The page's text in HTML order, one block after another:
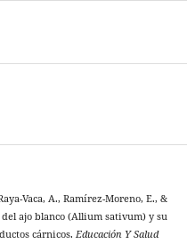
Vaca, A., Ramírez-Moreno, E., &
ajo blanco (Allium sativum) y su
cárnicos. Educación Y Salud